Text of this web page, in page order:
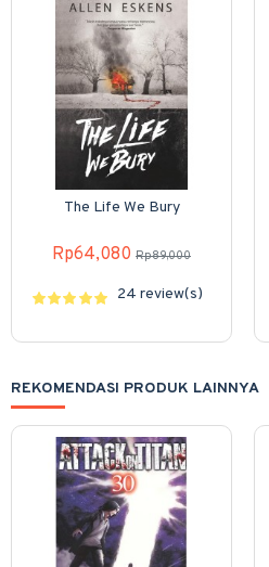
The Life We Bury
Rp64,080 Rp89,000
24 review(s)
REKOMENDASI PRODUK LAINNYA